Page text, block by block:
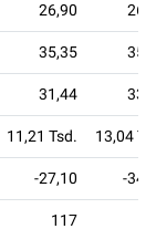
26,90
35,35
31,44
11,21 Tsd. 13,04
-27,10 -
117